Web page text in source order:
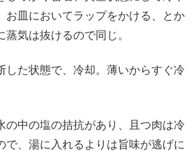
お皿においてラップをかける、とか
気は抜けるので同じ。
した状態で、冷却。薄いからすぐ冷
の中の塩の拮抗があり、且つ肉は冷
で、湯に入れるよりは旨味が逃げに